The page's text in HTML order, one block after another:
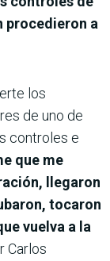
procedieron a
los
de uno de
controles e
que me
llegaron
tocaron
vuelva a la
Carlos